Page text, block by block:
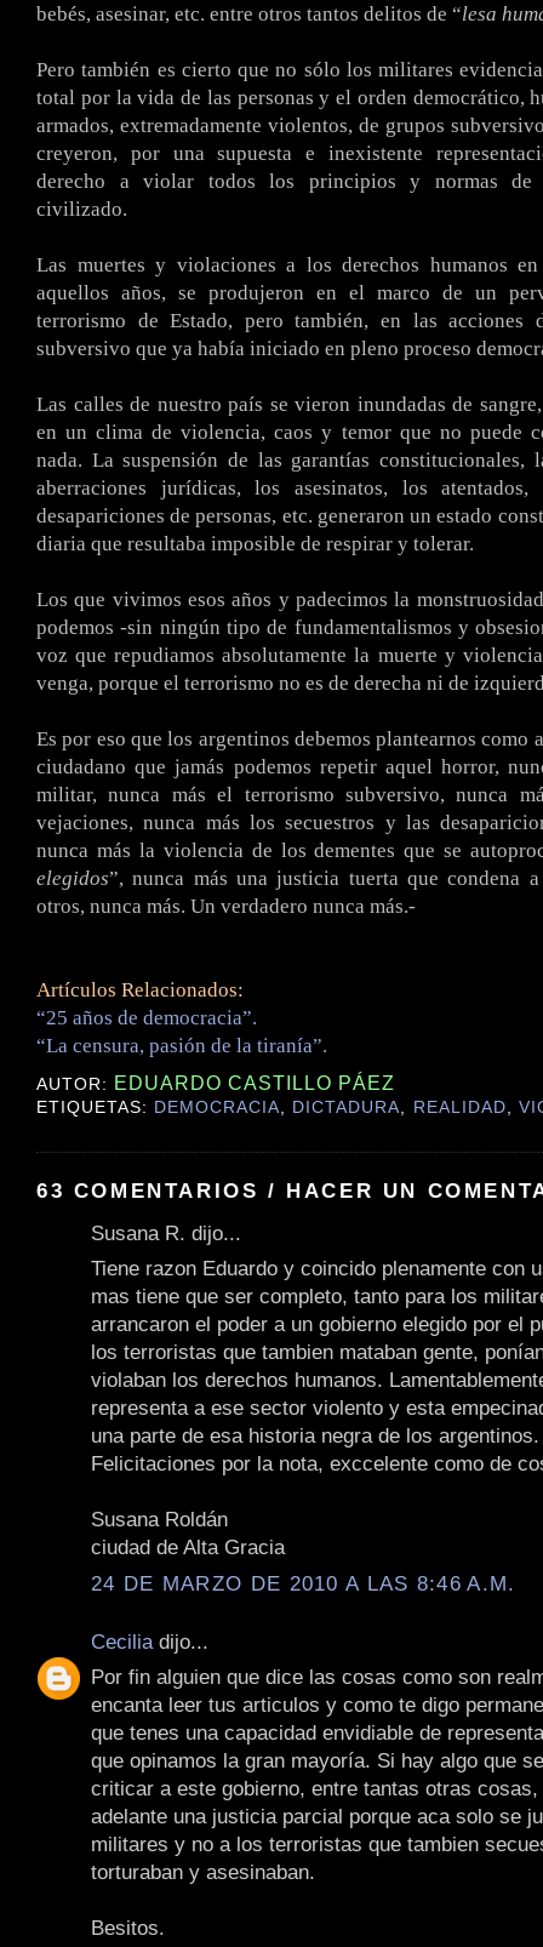
bebés, asesinar, etc. entre otros tantos delitos de “lesa
Pero también es cierto que no sólo los militares
total por la vida de las personas y el orden democrático,
armados, extremadamente violentos, de grupos
creyeron, por una supuesta e inexistente
derecho a violar todos los principios y normas de
civilizado.
Las muertes y violaciones a los derechos humanos
aquellos años, se produjeron en el marco de un
terrorismo de Estado, pero también, en las acciones
subversivo que ya había iniciado en pleno proceso
Las calles de nuestro país se vieron inundadas de
en un clima de violencia, caos y temor que no puede
nada. La suspensión de las garantías constitucionales,
aberraciones jurídicas, los asesinatos, los
desapariciones de personas, etc. generaron un estado
diaria que resultaba imposible de respirar y tolerar.
Los que vivimos esos años y padecimos la
podemos -sin ningún tipo de fundamentalismos y
voz que repudiamos absolutamente la muerte y
venga, porque el terrorismo no es de derecha ni de
Es por eso que los argentinos debemos plantearnos como
ciudadano que jamás podemos repetir aquel horror,
militar, nunca más el terrorismo subversivo, nunca
vejaciones, nunca más los secuestros y las
nunca más la violencia de los dementes que se
elegidos”, nunca más una justicia tuerta que condena
otros, nunca más. Un verdadero nunca más.-
Artículos Relacionados:
“25 años de democracia”.
“La censura, pasión de la tiranía”.
AUTOR: EDUARDO CASTILLO PÁEZ
ETIQUETAS: DEMOCRACIA, DICTADURA, REALIDAD,
63 COMENTARIOS / HACER UN
Susana R. dijo...
Tiene razon Eduardo y coincido plenamente con
mas tiene que ser completo, tanto para los
arrancaron el poder a un gobierno elegido por el
los terroristas que tambien mataban gente,
violaban los derechos humanos.
representa a ese sector violento y esta
una parte de esa historia negra de los argentinos.
Felicitaciones por la nota, exccelente como de
Susana Roldán
ciudad de Alta Gracia
24 DE MARZO DE 2010 A LAS 8:46 A.M.
Cecilia dijo...
Por fin alguien que dice las cosas como son
encanta leer tus articulos y como te digo
que tenes una capacidad envidiable de
que opinamos la gran mayoría. Si hay algo que
criticar a este gobierno, entre tantas otras
adelante una justicia parcial porque aca solo se
militares y no a los terroristas que tambien
torturaban y asesinaban.
Besitos.